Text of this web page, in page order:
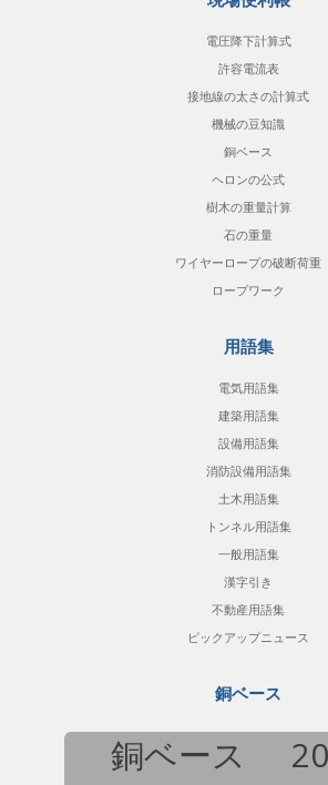
電圧降下計算式
許容電流表
接地線の太さの計算式
機械の豆知識
銅ベース
ヘロンの公式
樹木の重量計算
石の重量
ワイヤーロープの破断荷重
ロープワーク
用語集
電気用語集
建築用語集
設備用語集
消防設備用語集
土木用語集
トンネル用語集
一般用語集
漢字引き
不動産用語集
ピックアップニュース
銅ベース
銅ベース